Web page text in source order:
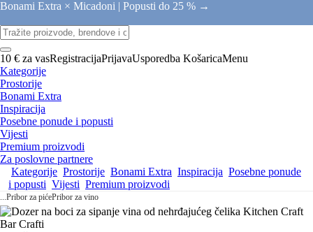
Bonami Extra × Micadoni | Popusti do 25 % →
10 € za vasRegistracijaPrijavaUsporedba KošaricaMenu
Kategorije
Prostorije
Bonami Extra
Inspiracija
Posebne ponude i popusti
Vijesti
Premium proizvodi
Za poslovne partnere
Kategorije Prostorije Bonami Extra Inspiracija Posebne ponude
i popusti Vijesti Premium proizvodi
...Pribor za pićePribor za vino